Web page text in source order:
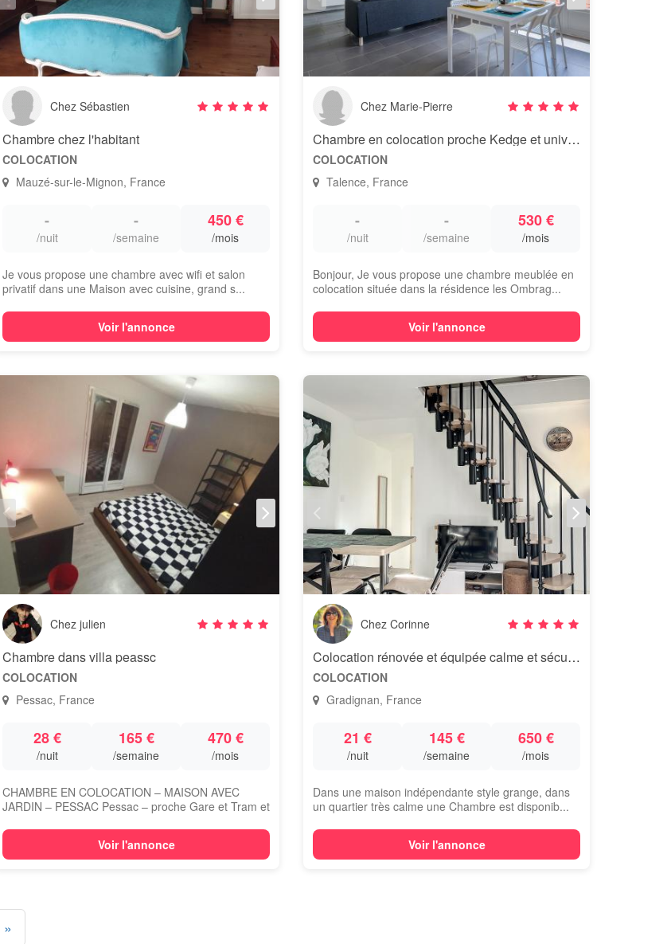
Chez Sébastien
Chambre chez l'habitant
COLOCATION
Mauzé-sur-le-Mignon, France
-
/nuit
-
/semaine
450 €
/mois
Je vous propose une chambre avec wifi et salon
privatif dans une Maison avec cuisine, grand s...
Voir l'annonce
Chez Marie-Pierre
Chambre en colocation proche Kedge et université
COLOCATION
Talence, France
-
/nuit
-
/semaine
530 €
/mois
Bonjour, Je vous propose une chambre meublée en
colocation située dans la résidence les Ombrag...
Voir l'annonce
Chez julien
Chambre dans villa peassc
COLOCATION
Pessac, France
28 €
/nuit
165 €
/semaine
470 €
/mois
CHAMBRE EN COLOCATION – MAISON AVEC
JARDIN – PESSAC Pessac – proche Gare et Tram et
Voir l'annonce
Chez Corinne
Colocation rénovée et équipée calme et sécurité
COLOCATION
Gradignan, France
21 €
/nuit
145 €
/semaine
650 €
/mois
Dans une maison indépendante style grange, dans
un quartier très calme une Chambre est disponib...
Voir l'annonce
»